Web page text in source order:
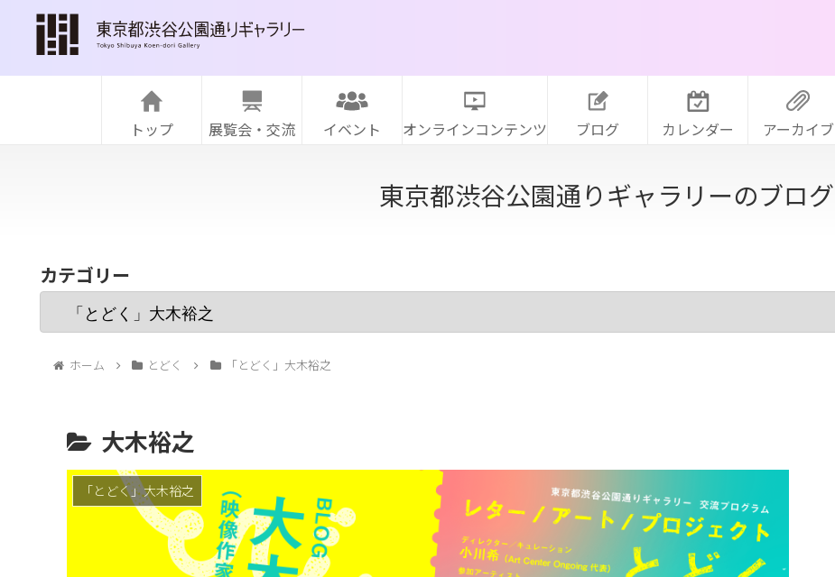
トップ 展覧会・交流 イベント オンラインコンテンツ ブログ カレンダー アーカイブ
東京都渋谷公園通りギャラリーのブログ
カテゴリー
ホーム とどく 「とどく」大木裕之
大木裕之
「とどく」大木裕之